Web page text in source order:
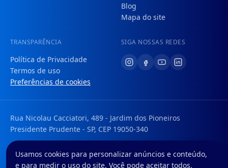
Blog
Mapa do site
TRANSPARÊNCIA
Política de Privacidade
Termos de uso
Preferências de cookies
SIGA NOSSAS REDES
Rua Nicolau Cacciatori, 489 - Jardim dos Pioneiros
Presidente Prudente - SP, CEP 19050-340
Tem uma dúvida ou sugestão? Envie um e-mail para:
faleconosco@foregon.com
Usamos cookies para personalizar anúncios e conteúdo,
e para medir o uso do site. Você pode aceitar todos,